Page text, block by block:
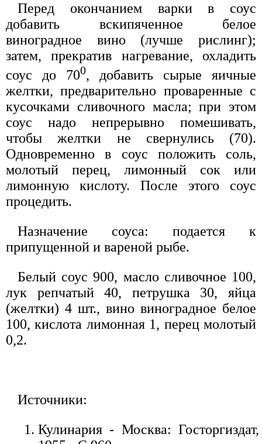
Перед окончанием варки в соус
добавить вскипяченное белое
виноградное вино (лучше рислинг);
затем, прекратив нагревание, охладить
соус до 700, добавить сырые яичные
желтки, предварительно проваренные с
кусочками сливочного масла; при этом
соус надо непрерывно помешивать,
чтобы желтки не свернулись (70).
Одновременно в соус положить соль,
молотый перец, лимонный сок или
лимонную кислоту. После этого соус
процедить.
Назначение соуса: подается к
припущенной и вареной рыбе.
Белый соус 900, масло сливочное 100,
лук репчатый 40, петрушка 30, яйца
(желтки) 4 шт., вино виноградное белое
100, кислота лимонная 1, перец молотый
0,2.
Источники:
Кулинария - Москва: Госторгиздат,